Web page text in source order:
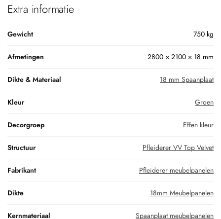
Extra informatie
Gewicht 750 kg
Afmetingen 2800 × 2100 × 18 mm
Dikte & Materiaal 18 mm Spaanplaat
Kleur Groen
Decorgroep Effen kleur
Structuur Pfleiderer VV Top Velvet
Fabrikant Pfleiderer meubelpanelen
Dikte 18mm Meubelpanelen
Kernmateriaal Spaanplaat meubelpanelen